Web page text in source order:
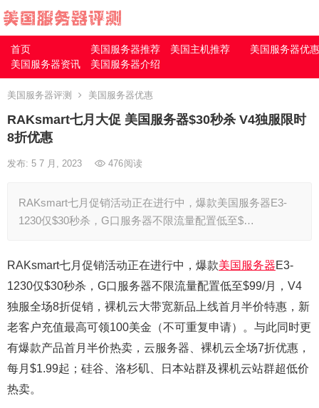
首页 美国服务器推荐 美国主机推荐
美国服务器优惠
美国服务器资讯
美国服务器介绍
美国服务器评测 美国服务器优惠
RAKsmart七月大促 美国服务器$30秒杀 V4独服限时
8折优惠
发布: 5 7 月, 2023 476阅读
RAKsmart七月促销活动正在进行中，爆款美国服务器E3-
1230仅$30秒杀，G口服务器不限流量配置低至$…
RAKsmart七月促销活动正在进行中，爆款美国服务器E3-
1230仅$30秒杀，G口服务器不限流量配置低至$99/月，V4
独服全场8折促销，裸机云大带宽新品上线首月半价特惠，新
老客户充值最高可领100美金（不可重复申请）。与此同时更
有爆款产品首月半价热卖，云服务器、裸机云全场7折优惠，
每月$1.99起；硅谷、洛杉矶、日本站群及裸机云站群超低价
热卖。